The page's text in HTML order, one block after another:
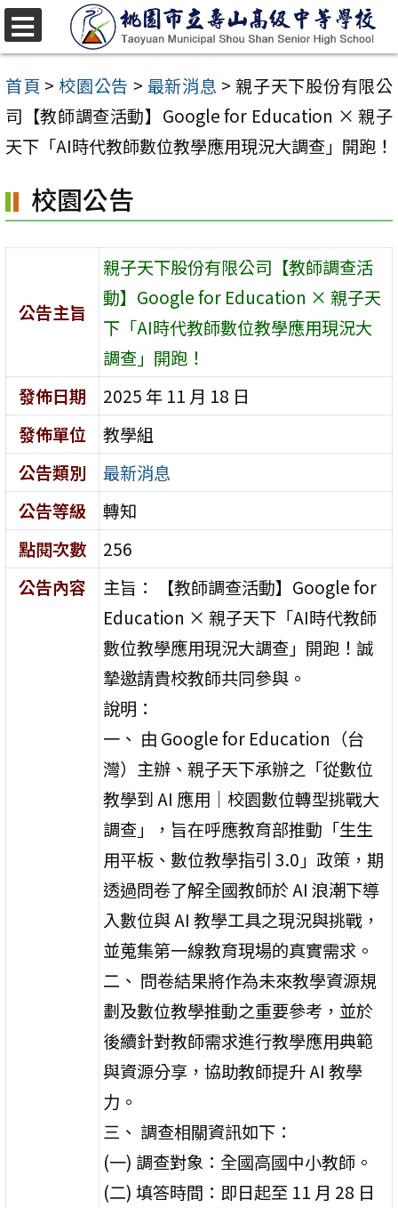
跳
至
主
要
內
區
首頁 > 校園公告 > 最新消息 > 親子天下股份有限公
司【教師調查活動】Google for Education × 親子
天下「AI時代教師數位教學應用現況大調查」開跑！
校園公告
公告主旨
親子天下股份有限公司【教師調查活
動】Google for Education × 親子天
下「AI時代教師數位教學應用現況大
調查」開跑！
發佈日期
2025 年 11 月 18 日
發佈單位
教學組
公告類別
最新消息
公告等級
轉知
點閱次數
256
公告內容
主旨： 【教師調查活動】Google for
Education × 親子天下「AI時代教師
數位教學應用現況大調查」開跑！誠
摯邀請貴校教師共同參與。
說明：
一、 由 Google for Education（台
灣）主辦、親子天下承辦之「從數位
教學到 AI 應用｜校園數位轉型挑戰大
調查」，旨在呼應教育部推動「生生
用平板、數位教學指引 3.0」政策，期
透過問卷了解全國教師於 AI 浪潮下導
入數位與 AI 教學工具之現況與挑戰，
並蒐集第一線教育現場的真實需求。
二、 問卷結果將作為未來教學資源規
劃及數位教學推動之重要參考，並於
後續針對教師需求進行教學應用典範
與資源分享，協助教師提升 AI 教學
力。
三、 調查相關資訊如下：
(一) 調查對象：全國高國中小教師。
(二) 填答時間：即日起至 11 月 28 日
選
單